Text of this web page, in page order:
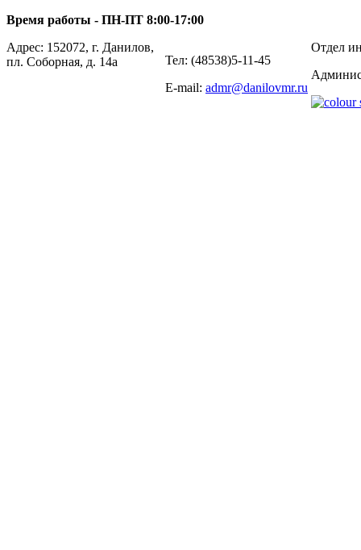
Время работы - ПН-ПТ 8:00-17:00
Адрес: 152072, г. Данилов,
пл. Соборная, д. 14а
Тел: (48538)5-11-45
E-mail: admr@danilovmr.ru
Отдел